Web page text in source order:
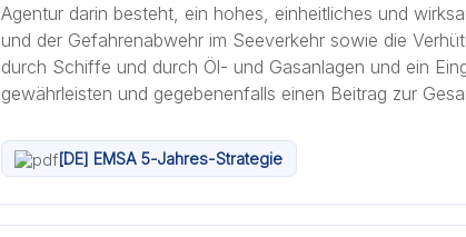
Agentur darin besteht, ein hohes, einheitliches und
und der Gefahrenabwehr im Seeverkehr sowie die
durch Schiffe und durch Öl- und Gasanlagen und ein
gewährleisten und gegebenenfalls einen Beitrag zur
[DE] EMSA 5-Jahres-Strategie